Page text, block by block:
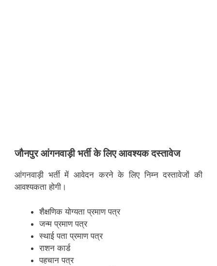
जौनपुरआंगनवाड़ी भर्ती के लिए आवश्यक दस्तावेज
आंगनवाड़ी भर्ती में आवेदन करने के लिए निम्न दस्तावेजों की
आवश्यकता होगी।
शैक्षणिक योग्यता प्रमाण पत्र
जन्म प्रमाण पत्र
स्थाई पता प्रमाण पत्र
राशन कार्ड
पहचान पत्र